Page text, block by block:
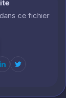
ce fichier